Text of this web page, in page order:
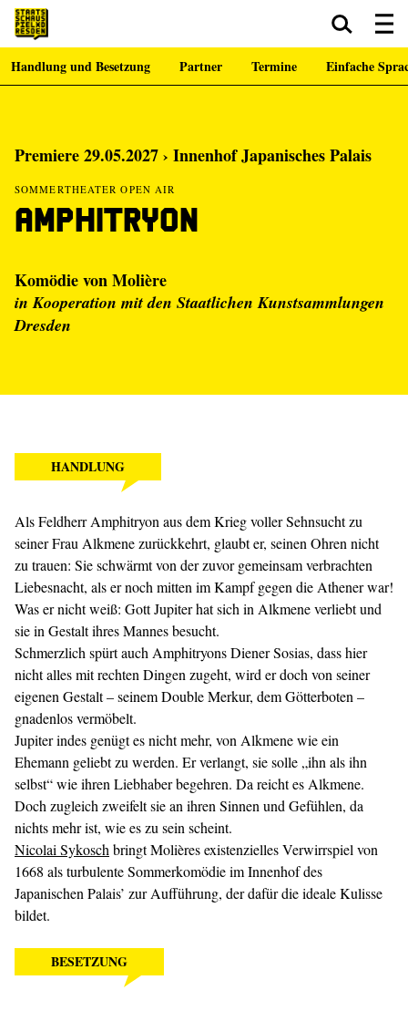
Zum Hauptinhalt springen Zum Footer springen
Handlung und Besetzung Partner Termine Einfache
Premiere 29.05.2027 › Innenhof Japanisches Palais
SOMMERTHEATER OPEN AIR
Amphitryon
Komödie von Molière
in Kooperation mit den Staatlichen Kunstsammlungen
Dresden
HANDLUNG
Als Feldherr Amphitryon aus dem Krieg voller Sehnsucht zu
seiner Frau Alkmene zurückkehrt, glaubt er, seinen Ohren nicht
zu trauen: Sie schwärmt von der zuvor gemeinsam verbrachten
Liebesnacht, als er noch mitten im Kampf gegen die Athener war!
Was er nicht weiß: Gott Jupiter hat sich in Alkmene verliebt und
sie in Gestalt ihres Mannes besucht.
Schmerzlich spürt auch Amphitryons Diener Sosias, dass hier
nicht alles mit rechten Dingen zugeht, wird er doch von seiner
eigenen Gestalt – seinem Double Merkur, dem Götterboten –
gnadenlos vermöbelt.
Jupiter indes genügt es nicht mehr, von Alkmene wie ein
Ehemann geliebt zu werden. Er verlangt, sie solle „ihn als ihn
selbst“ wie ihren Liebhaber ­begehren. Da reicht es Alkmene.
Doch zugleich zweifelt sie an ihren Sinnen und Gefühlen, da
nichts mehr ist, wie es zu sein scheint.
Nicolai Sykosch bringt Molières existenzielles Verwirrspiel von
1668 als turbulente Sommerkomödie im Innenhof des
Japanischen Palais’ zur Aufführung, der dafür die ideale Kulisse
bildet.
BESETZUNG